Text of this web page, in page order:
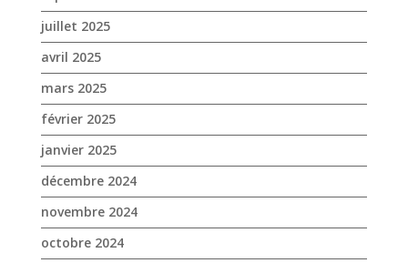
juillet 2025
avril 2025
mars 2025
février 2025
janvier 2025
décembre 2024
novembre 2024
octobre 2024